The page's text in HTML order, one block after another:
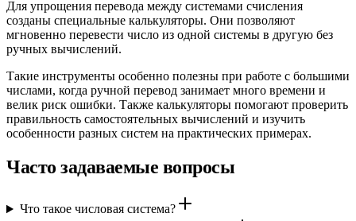
Для упрощения перевода между системами счисления
созданы специальные калькуляторы. Они позволяют
мгновенно перевести число из одной системы в другую без
ручных вычислений.
Такие инструменты особенно полезны при работе с большими
числами, когда ручной перевод занимает много времени и
велик риск ошибки. Также калькуляторы помогают проверить
правильность самостоятельных вычислений и изучить
особенности разных систем на практических примерах.
Часто задаваемые вопросы
Что такое числовая система?